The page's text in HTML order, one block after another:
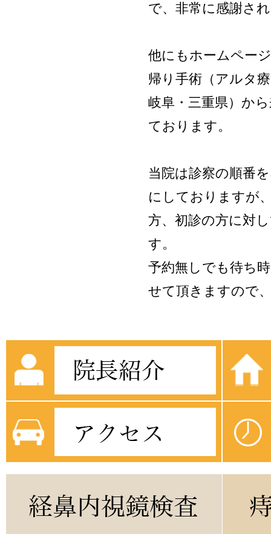
で、非常に感謝さ
他にもホームペー
帰り手術（アルタ
岐阜・三重県）か
ております。
当院は診察の順番
にしておりますが
方、初診の方に対
す。
予約無しでも待ち
せて頂きますので